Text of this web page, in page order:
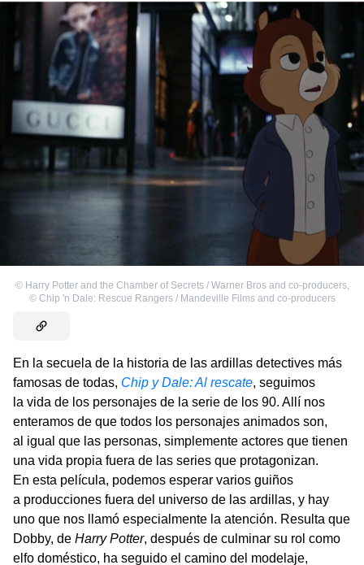
© Harry Potter and the Chamber of Secrets / Warner Bros and co-producers,
© Chip 'n Dale: Rescue Rangers / Mandeville Films and co-producers
En la secuela de la historia de las ardillas detectives más
famosas de todas, Chip y Dale: Al rescate, seguimos
la vida de los personajes de la serie de los 90. Allí nos
enteramos de que todos los personajes animados son,
al igual que las personas, simplemente actores que tienen
una vida propia fuera de las series que protagonizan.
En esta película, podemos esperar varios guiños
a producciones fuera del universo de las ardillas, y hay
uno que nos llamó especialmente la atención. Resulta que
Dobby, de Harry Potter, después de culminar su rol como
elfo doméstico, ha seguido el camino del modelaje,